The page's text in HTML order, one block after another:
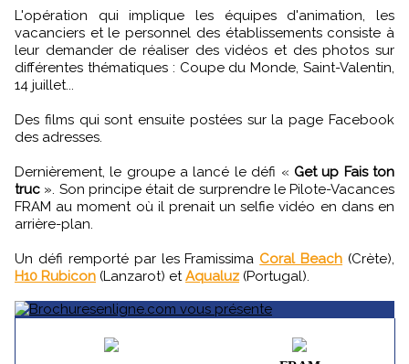
L'opération qui implique les équipes d'animation, les
vacanciers et le personnel des établissements consiste à
leur demander de réaliser des vidéos et des photos sur
différentes thématiques : Coupe du Monde, Saint-Valentin,
14 juillet...
Des films qui sont ensuite postées sur la page Facebook
des adresses.
Dernièrement, le groupe a lancé le défi « Get up Fais ton
truc ». Son principe était de surprendre le Pilote-Vacances
FRAM au moment où il prenait un selfie vidéo en dans en
arrière-plan.
Un défi remporté par les Framissima Coral Beach (Crète),
H10 Rubicon (Lanzarot) etAqualuz(Portugal).